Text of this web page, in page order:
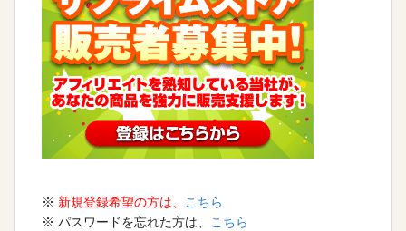
※ 新規登録希望の方は、
こちら
※ パスワードを忘れた方は、
こちら